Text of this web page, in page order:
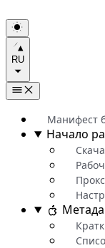
RU
Манифест
Начало